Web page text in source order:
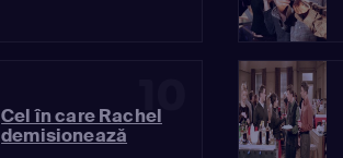
10
Cel în care Rachel
demisionează